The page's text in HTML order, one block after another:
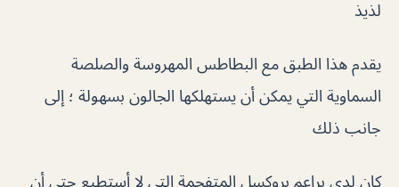
لذيذ
يقدم هذا الطبق مع البطاطس المهروسة والصلصة
السماوية التي يمكن أن يستهلكها الجالون بسهولة ؛ إلى
جانب ذلك
كان لدي براعم بروكسل المتفحمة التي لا أستطيع حتى أن